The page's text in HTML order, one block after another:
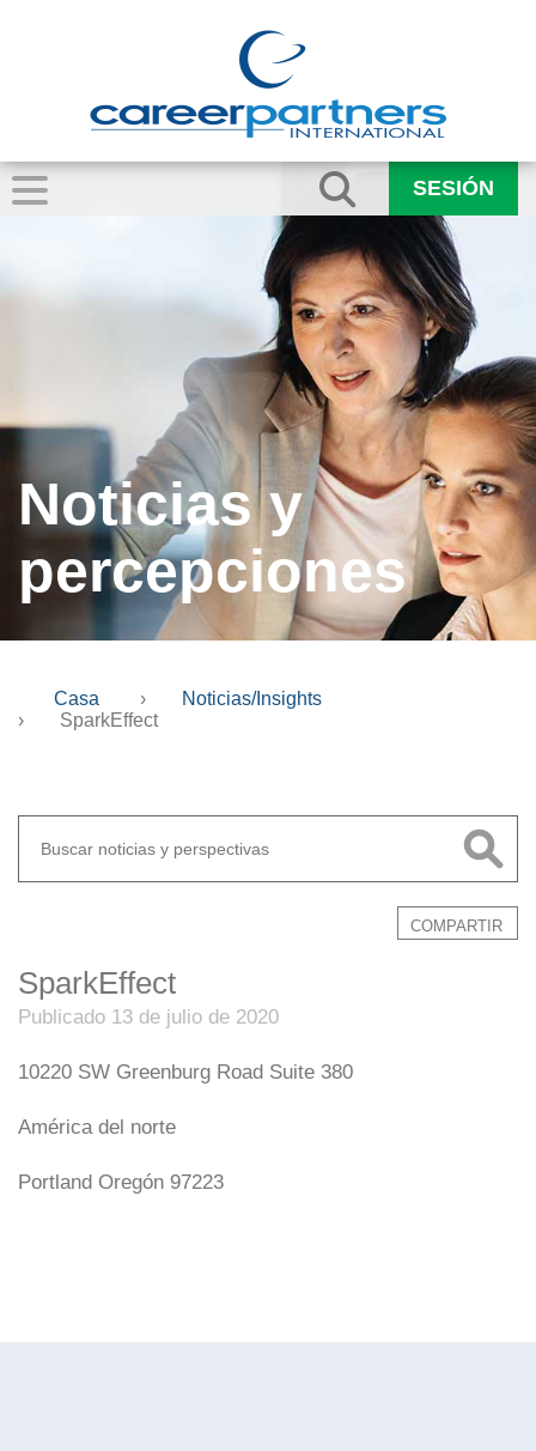
SESIÓN
Noticias y
percepciones
Casa ›
Noticias/Insights
›
SparkEffect
COMPARTIR
SparkEffect
Publicado 13 de julio de 2020
10220 SW Greenburg Road Suite 380
América del norte
Portland Oregón 97223